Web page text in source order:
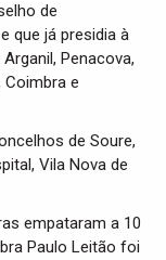
de
que já presidia à
Penacova,
Coimbra e
de Soure,
Vila Nova de
empataram a 10
Paulo Leitão foi